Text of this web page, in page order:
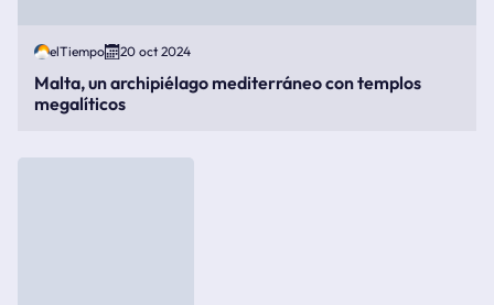
elTiempo 20 oct 2024
Malta, un archipiélago mediterráneo con templos
megalíticos